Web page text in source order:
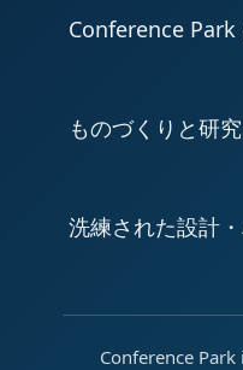
Conference Park
ものづくりと研
洗練された設計
Conference